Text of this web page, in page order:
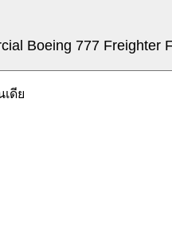
Boeing 777 Freighter
ดีย